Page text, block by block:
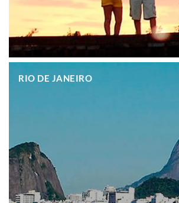
RIO DE JANEIRO